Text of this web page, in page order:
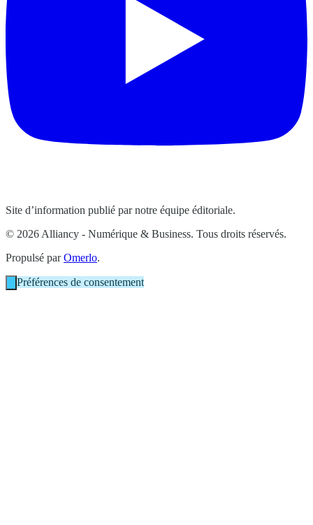
Site d’information publié par notre équipe éditoriale.
© 2026 Alliancy - Numérique & Business. Tous droits réservés.
Propulsé parOmerlo.
Préférences de consentement